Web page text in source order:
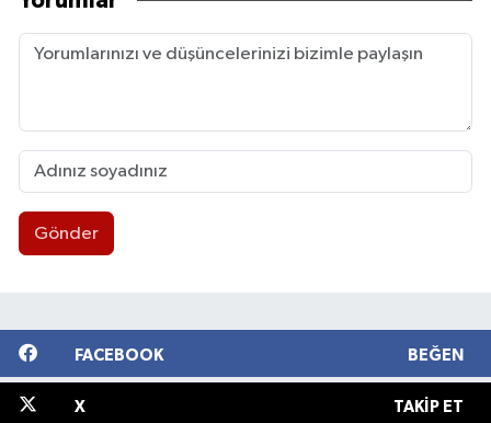
Gönder
FACEBOOK BEĞEN
X TAKIP ET